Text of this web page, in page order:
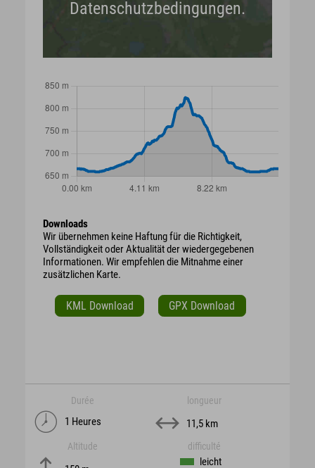
Datenschutzbedingungen.
Downloads
Wir übernehmen keine Haftung für die Richtigkeit,
Vollständigkeit oder Aktualität der wiedergegebenen
Informationen. Wir empfehlen die Mitnahme einer
zusätzlichen Karte.
KML Download GPX Download
Durée
1 Heures
longueur
11,5 km
Altitude difficulté
leicht